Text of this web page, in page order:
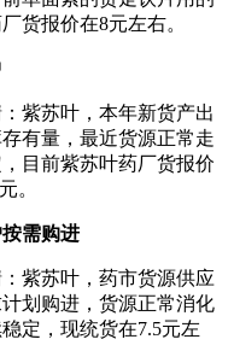
货报价在8元左右。
紫苏叶，本年新货产出
有量，最近货源正常走
目前紫苏叶药厂货报价
。
需购进
紫苏叶，药市货源供应
划购进，货源正常消化
定，现统货在7.5元左